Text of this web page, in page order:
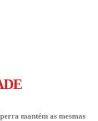
mantém as mesmas